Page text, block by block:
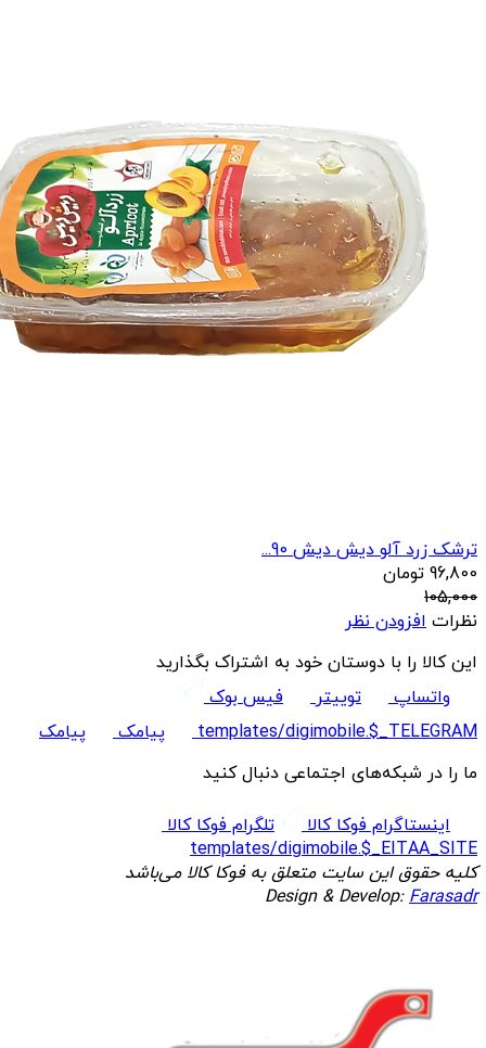
ترشک زرد آلو دیش دیش 90...
96,800 تومان
105,000
نظرات افزودن نظر
این کالا را با دوستان خود به اشتراک بگذارید
واتساپ
توییتر
فیس بوک
templates/digimobile.$_TELEGRAM
پیامک
پیامک
ما را در شبکه‌های اجتماعی دنبال کنید
اینستاگرام فوکا کالا
تلگرام فوکا کالا
templates/digimobile.$_EITAA_SITE
کلیه حقوق این سایت متعلق به فوکا کالا می‌باشد
Design & Develop:Farasadr